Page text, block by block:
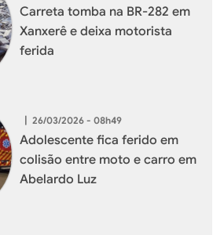
Carreta tomba na BR-282 em
Xanxerê e deixa motorista
ferida
| 26/03/2026 - 08h49
Adolescente fica ferido em
colisão entre moto e carro em
Abelardo Luz